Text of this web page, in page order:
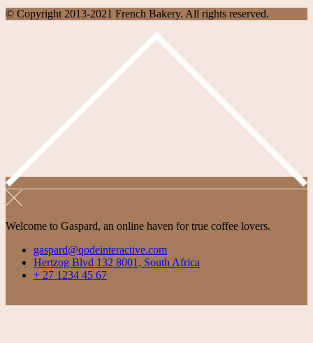
© Copyright 2013-2021 French Bakery. All rights reserved.
Welcome to Gaspard, an online haven for true coffee lovers.
gaspard@qodeinteractive.com
Hertzog Blvd 132 8001, South Africa
+ 27 1234 45 67